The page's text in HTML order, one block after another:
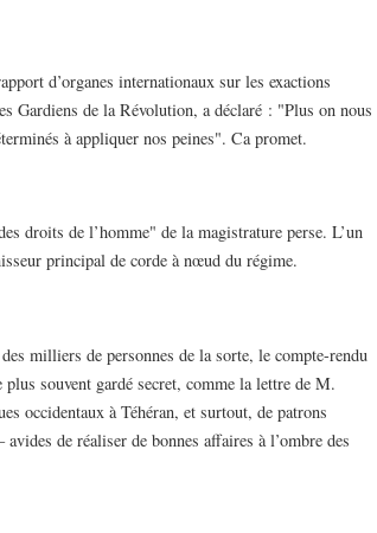
d’organes internationaux sur les exactions
Gardiens de la Révolution, a déclaré : "Plus on nous
à appliquer nos peines". Ca promet.
droits de l’homme" de la magistrature perse. L’un
principal de corde à nœud du régime.
milliers de personnes de la sorte, le compte-rendu
souvent gardé secret, comme la lettre de M.
occidentaux à Téhéran, et surtout, de patrons
de réaliser de bonnes affaires à l’ombre des